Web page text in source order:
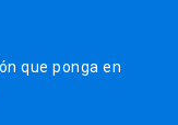
que ponga en